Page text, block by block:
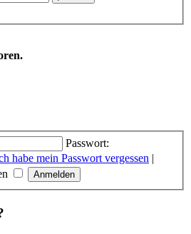
Passwort:
habe mein Passwort vergessen |